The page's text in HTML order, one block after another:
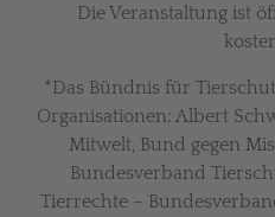
Die Veranstaltung ist
*Das Bündnis für
Organisationen: Albert
Mitwelt, Bund gegen
Bundesverband
Tierrechte –